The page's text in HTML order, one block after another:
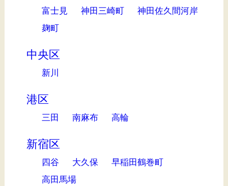
富士見 神田三崎町
神田佐久間河岸
麹町
中央区
新川
港区
三田 南麻布 高輪
新宿区
四谷 大久保
早稲田鶴巻町
高田馬場